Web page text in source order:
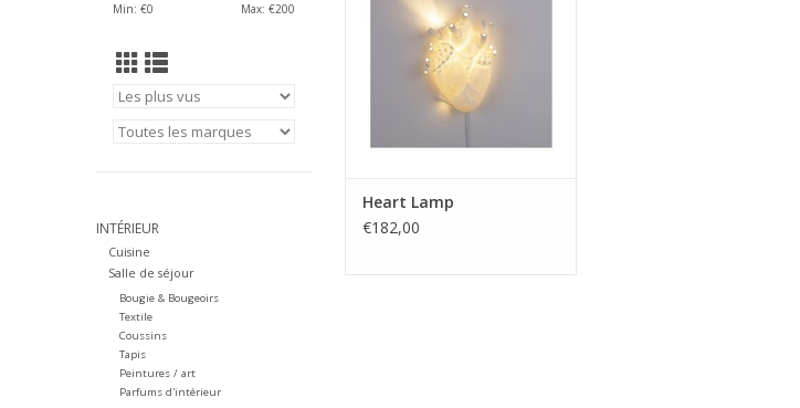
Min: €0 Max: €200
INTÉRIEUR
Cuisine
Salle de séjour
Bougie & Bougeoirs
Textile
Coussins
Tapis
Peintures / art
Parfums d'intérieur
infiltrés. Une lumière douce qui
enveloppe les rêves les plus
doux, avec une touche d'hyper-
réalisme sans faille.
Lampe
Conception : Marcantonio
Taille : cm. 22x11h. 3
Heart Lamp
€182,00